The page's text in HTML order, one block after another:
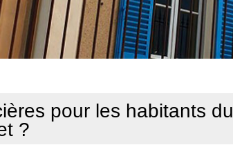
pour les habitants
?